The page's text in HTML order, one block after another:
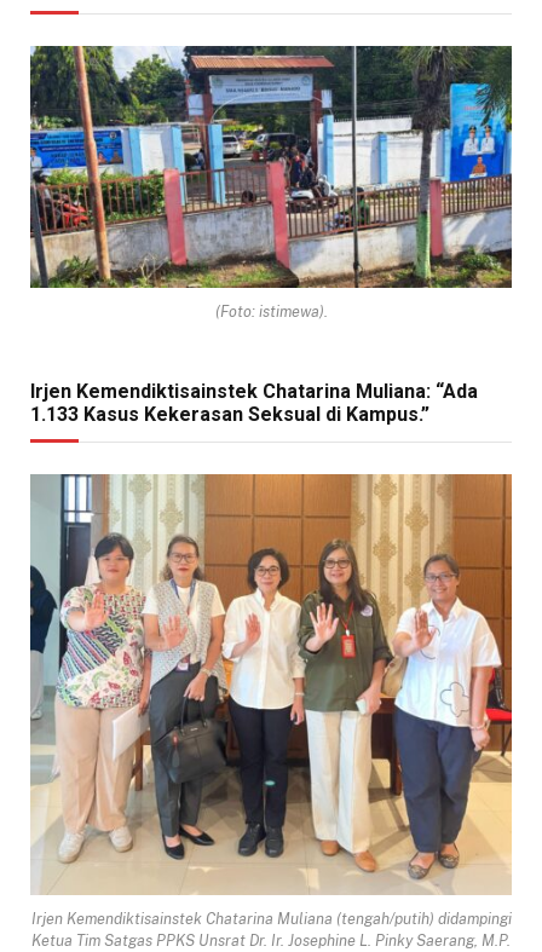
(Foto: istimewa).
Irjen Kemendiktisainstek Chatarina Muliana: “Ada
1.133 Kasus Kekerasan Seksual di Kampus.”
Irjen Kemendiktisainstek Chatarina Muliana (tengah/putih) didampingi
Ketua Tim Satgas PPKS Unsrat Dr. Ir. Josephine L. Pinky Saerang, M.P.